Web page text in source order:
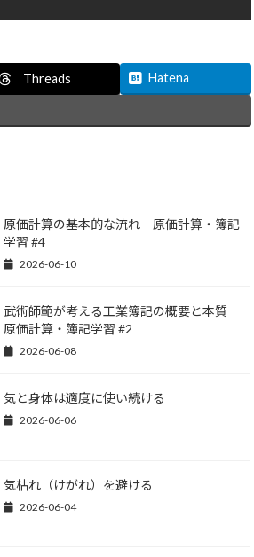
Threads Hatena
原価計算の基本的な流れ｜原価計算・簿記
学習 #4
2026-06-10
武術師範が考える工業簿記の概要と本質｜
原価計算・簿記学習 #2
2026-06-08
気と身体は適度に使い続ける
2026-06-06
気枯れ（けがれ）を避ける
2026-06-04